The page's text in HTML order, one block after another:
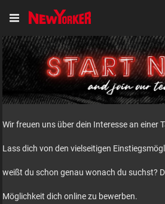
Wir freuen uns über dein Interesse an einer
Lass dich von den vielseitigen
weißt du schon genau wonach du suchst?
Möglichkeit dich online zu bewerben.